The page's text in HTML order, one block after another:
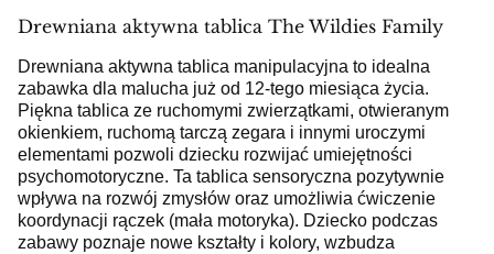
Drewniana aktywna tablica The Wildies Family
Drewniana aktywna tablica manipulacyjna to idealna
zabawka dla malucha już od 12-tego miesiąca życia.
Piękna tablica ze ruchomymi zwierzątkami, otwieranym
okienkiem, ruchomą tarczą zegara i innymi uroczymi
elementami pozwoli dziecku rozwijać umiejętności
psychomotoryczne. Ta tablica sensoryczna pozytywnie
wpływa na rozwój zmysłów oraz umożliwia ćwiczenie
koordynacji rączek (mała motoryka). Dziecko podczas
zabawy poznaje nowe kształty i kolory, wzbudza